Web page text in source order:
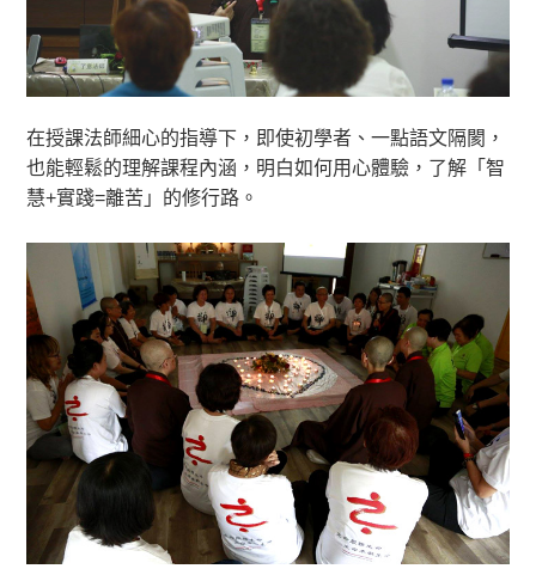
在授課法師細心的指導下，即使初學者、一點語文隔閡，
也能輕鬆的理解課程內涵，明白如何用心體驗，了解「智
慧+實踐=離苦」的修行路。